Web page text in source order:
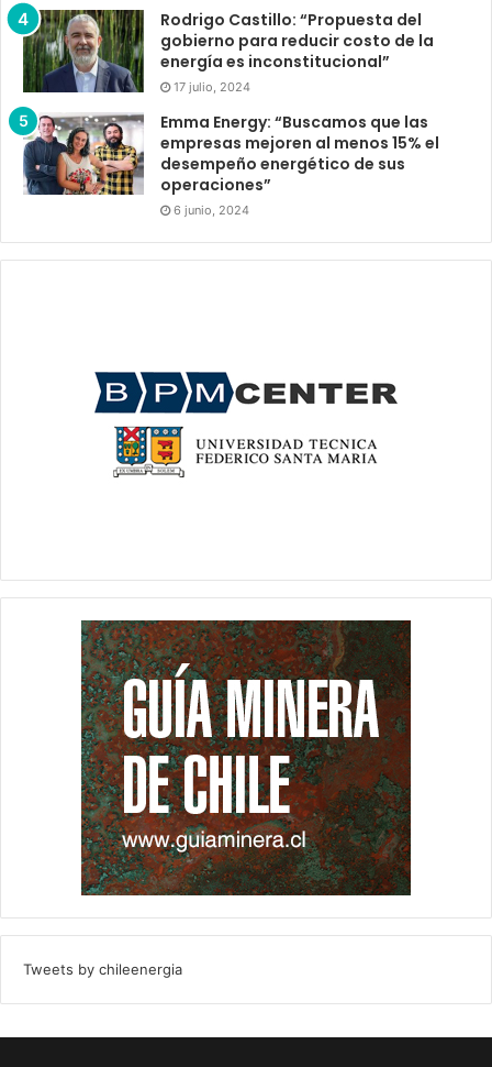
Rodrigo Castillo: “Propuesta del
gobierno para reducir costo de la
energía es inconstitucional”
17 julio, 2024
Emma Energy: “Buscamos que las
empresas mejoren al menos 15% el
desempeño energético de sus
operaciones”
6 junio, 2024
Tweets by chileenergia